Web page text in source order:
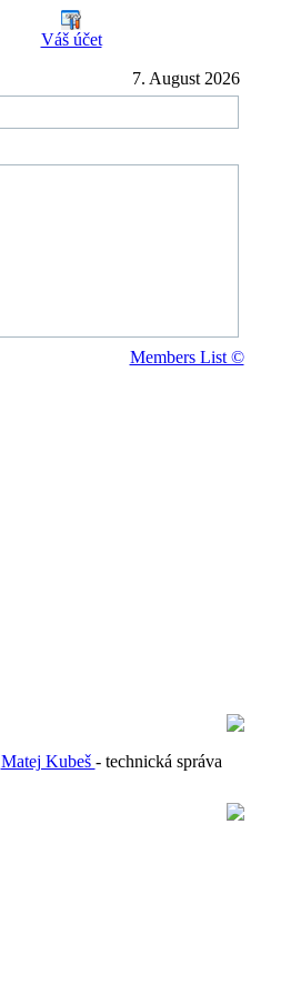
Váš účet
7. August 2026
Members List ©
Matej Kubeš - technická správa